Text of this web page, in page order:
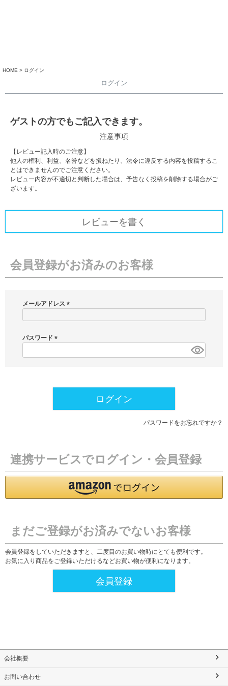
HOME ログイン
ログイン
ゲストの方でもご記入できます。
注意事項
【レビュー記入時のご注意】
他人の権利、利益、名誉などを損ねたり、法令に違反する内容を投稿するこ
とはできませんのでご注意ください。
レビュー内容が不適切と判断した場合は、予告なく投稿を削除する場合がご
ざいます。
レビューを書く
会員登録がお済みのお客様
メールアドレス
)
パスワード
必
ログイン
パスワードをお忘れですか？
連携サービスでログイン・会員登録
まだご登録がお済みでないお客様
会員登録をしていただきますと、二度目のお買い物時にとても便利です。
お気に入り商品をご登録いただけるなどお買い物が便利になります。
会員登録
会社概要
お問い合わせ